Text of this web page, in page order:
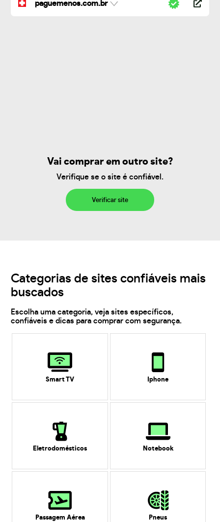
paguemenos.com.br
Vai comprar em outro site?
Verifique se o site é confiável.
Verificar site
Categorias de sites confiáveis mais
buscados
Escolha uma categoria, veja sites específicos,
confiáveis e dicas para comprar com segurança.
Smart TV Iphone
Eletrodomésticos Notebook
Passagem Aérea Pneus